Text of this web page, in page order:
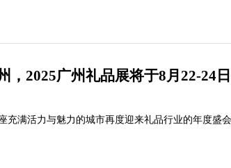
，2025广州礼品展将于8月22-24
充满活力与魅力的城市再度迎来礼品行业的年度盛